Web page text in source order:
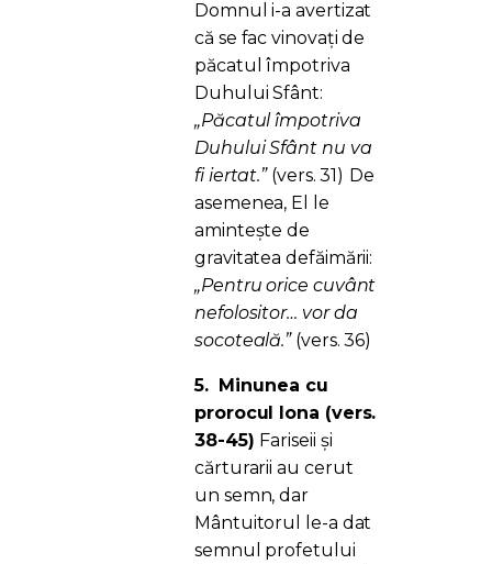
Domnul i-a avertizat
că se fac vinovați de
păcatul împotriva
Duhului Sfânt:
„Păcatul împotriva
Duhului Sfânt nu va
fi iertat.”(vers. 31) De
asemenea, El le
amintește de
gravitatea defăimării:
„Pentru orice cuvânt
nefolositor… vor da
socoteală.”(vers. 36)
5. Minunea cu
prorocul Iona (vers.
38-45) Fariseii și
cărturarii au cerut
un semn, dar
Mântuitorul le-a dat
semnul profetului